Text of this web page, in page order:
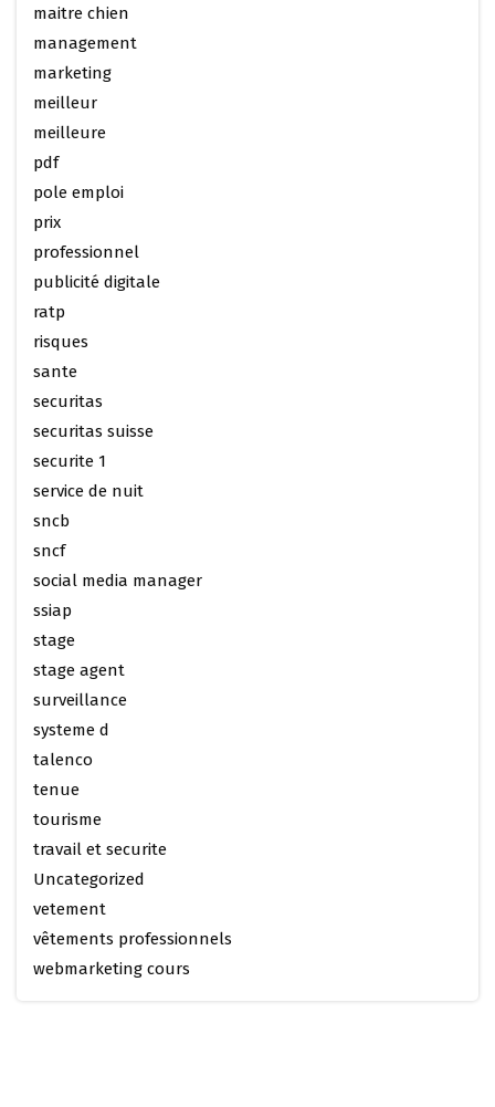
maitre chien
management
marketing
meilleur
meilleure
pdf
pole emploi
prix
professionnel
publicité digitale
ratp
risques
sante
securitas
securitas suisse
securite 1
service de nuit
sncb
sncf
social media manager
ssiap
stage
stage agent
surveillance
systeme d
talenco
tenue
tourisme
travail et securite
Uncategorized
vetement
vêtements professionnels
webmarketing cours